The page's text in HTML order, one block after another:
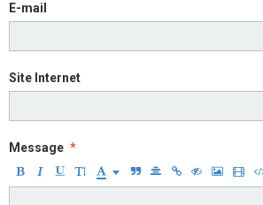
E-mail
Site Internet
Message